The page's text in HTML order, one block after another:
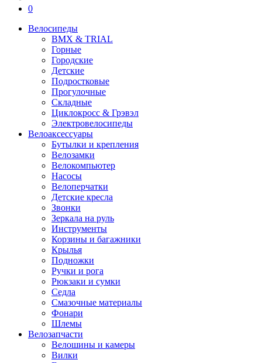
0
Велосипеды
BMX & TRIAL
Горные
Городские
Детские
Подростковые
Прогулочные
Складные
Циклокросс & Грэвэл
Электровелосипеды
Велоаксессуары
Бутылки и крепления
Велозамки
Велокомпьютер
Насосы
Велоперчатки
Детские кресла
Звонки
Зеркала на руль
Инструменты
Корзины и багажники
Крылья
Подножки
Ручки и рога
Рюкзаки и сумки
Седла
Смазочные материалы
Фонари
Шлемы
Велозапчасти
Велошины и камеры
Вилки